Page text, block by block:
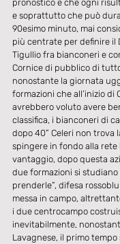
pronostico e che ogni
e soprattutto che può
90esimo minuto, mai
più centrate per definire il
Tigullio fra bianconeri e
Cornice di pubblico di
nonostante la giornata
formazioni che all’inizio di
avrebbero voluto avere
classifica, i bianconeri di
dopo 40” Celeri non trova
spingere in fondo alla rete
vantaggio, dopo questa
due formazioni si studiano
prenderle”, difesa
messa in campo,
i due centrocampo
inevitabilmente,
Lavagnese, il primo